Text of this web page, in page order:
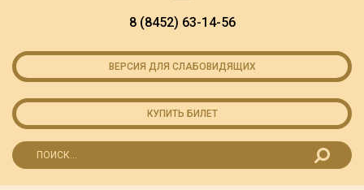
8 (8452) 63-14-56
ВЕРСИЯ ДЛЯ СЛАБОВИДЯЩИХ
КУПИТЬ БИЛЕТ